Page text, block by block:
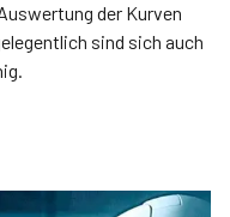
der Kurven
sind sich auch